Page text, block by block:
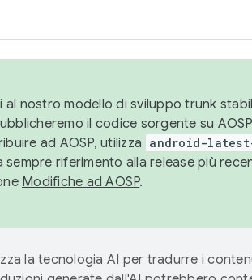
nostro modello di sviluppo trunk
il codice sorgente su
ad AOSP, utilizza android-
sempre riferimento alla release più
Modifiche ad AOSP.
la tecnologia AI per tradurre i